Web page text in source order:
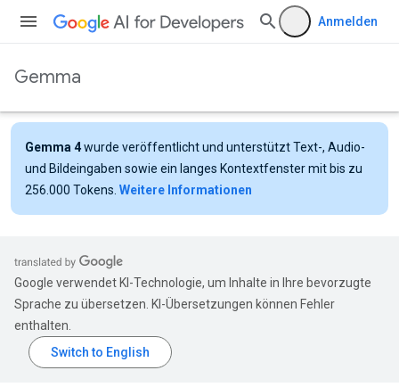
Anmelden
Gemma
Gemma 4wurde veröffentlicht und unterstützt Text-, Audio-
und Bildeingaben sowie ein langes Kontextfenster mit bis zu
256.000 Tokens. Weitere Informationen
Google verwendet KI-Technologie, um Inhalte in Ihre bevorzugte
Sprache zu übersetzen. KI-Übersetzungen können Fehler
enthalten.